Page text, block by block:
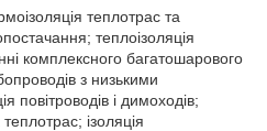
теплотрас та
теплоізоляція
комплексного багатошарового
з низькими
повітроводів і димоходів;
ізоляція